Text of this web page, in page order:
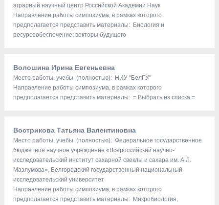
аграрный научный центр Российской Академии Наук
Направление работы симпозиума, в рамках которого
предполагается представить материалы: Биология и
ресурсообеспечение: векторы будущего
Волошина Ирина Евгеньевна
Место работы, учебы (полностью): НИУ "БелГУ"
Направление работы симпозиума, в рамках которого
предполагается представить материалы: = Выбрать из списка =
Вострикова Татьяна Валентиновна
Место работы, учебы (полностью): Федеральное государственное
бюджетное научное учреждение «Всероссийский научно-
исследовательский институт сахарной свеклы и сахара им. А.Л.
Мазлумова», Белгородский государственный национальный
исследовательский университет
Направление работы симпозиума, в рамках которого
предполагается представить материалы: Микробиология,